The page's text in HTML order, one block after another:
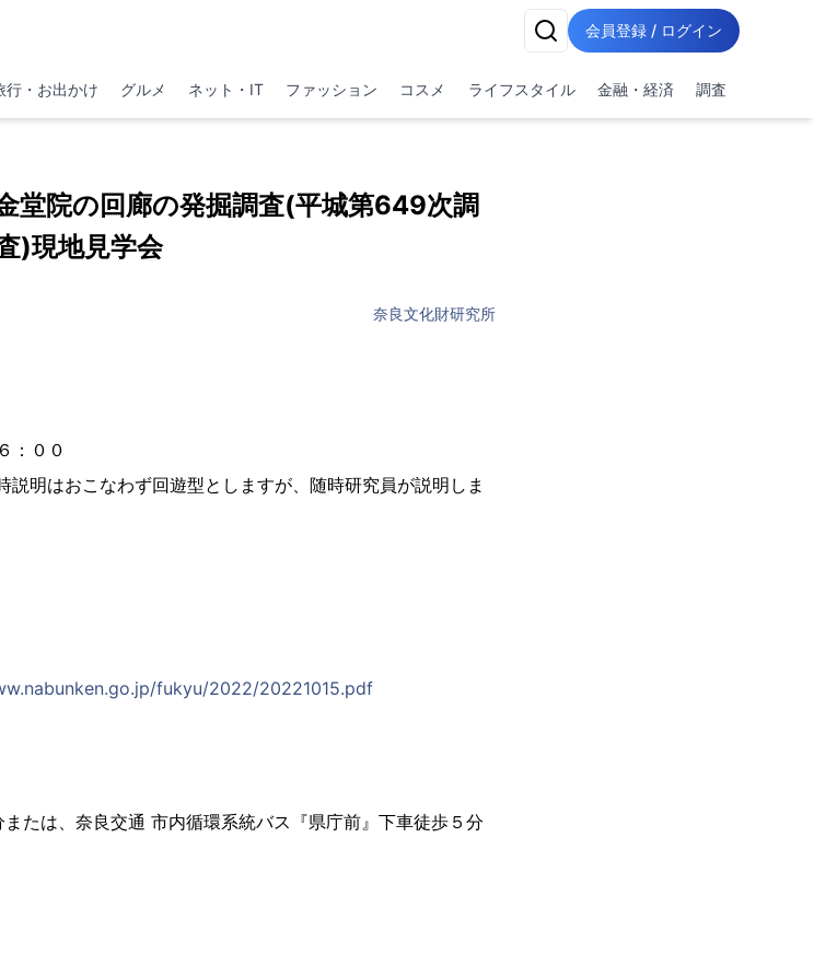
会員登録 / ログイン
行・お出かけ グルメ ネット・IT ファッション コスメ ライフスタイル 金融・経済 調査
堂院の回廊の発掘調査(平城第649次調
)現地見学会
奈良文化財研究所
：００
明はおこなわず回遊型としますが、随時研究員が説明しま
fukyu/2022/20221015.pdf
たは、奈良交通 市内循環系統バス『県庁前』下車徒歩５分